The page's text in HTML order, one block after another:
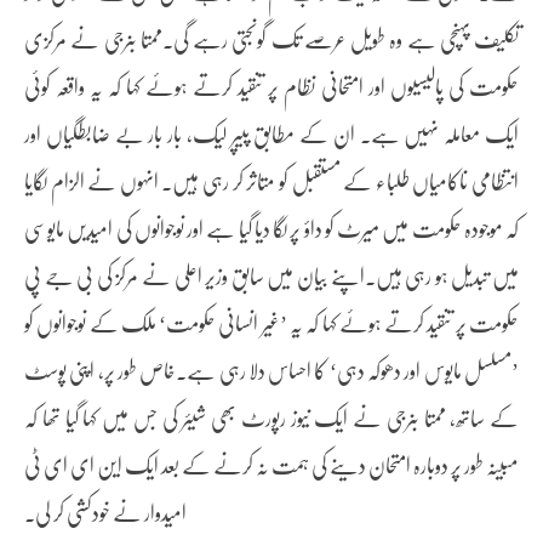
تکلیف پہنچی ہے وہ طویل عرصے تک گونجتی رہے گی۔ممتا بنرجی نے مرکزی
حکومت کی پالیسیوں اور امتحانی نظام پر تنقید کرتے ہوئے کہا کہ یہ واقعہ کوئی
ایک معاملہ نہیں ہے۔ ان کے مطابق پیپر لیک، بار بار بے ضابطگیاں اور
انتظامی ناکامیاں طلباء کے مستقبل کو متاثر کر رہی ہیں۔ انہوں نے الزام لگایا
کہ موجودہ حکومت میں میرٹ کو داؤ پر لگا دیا گیا ہے اور نوجوانوں کی امیدیں مایوسی
میں تبدیل ہو رہی ہیں۔اپنے بیان میں سابق وزیر اعلی نے مرکز کی بی جے پی
حکومت پر تنقید کرتے ہوئے کہا کہ یہ ’غیر انسانی حکومت‘ ملک کے نوجوانوں کو
’مسلسل مایوس اور دھوکہ دہی‘ کا احساس دلا رہی ہے۔خاص طور پر، اپنی پوسٹ
کے ساتھ، ممتا بنرجی نے ایک نیوز رپورٹ بھی شیئر کی جس میں کہا گیا تھا کہ
مبینہ طور پر دوبارہ امتحان دینے کی ہمت نہ کرنے کے بعد ایک این ای ای ٹی
امیدوار نے خودکشی کر لی۔